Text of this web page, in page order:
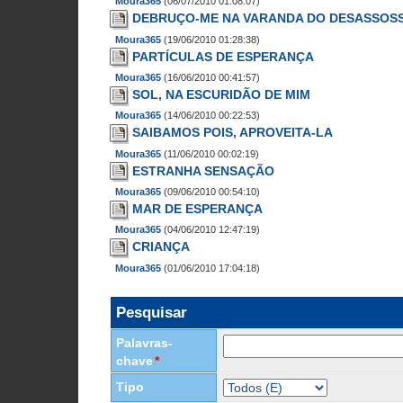
DEBRUÇO-ME NA VARANDA DO
Moura365 (19/06/2010 01:28:38)
PARTÍCULAS DE ESPERANÇA
Moura365 (16/06/2010 00:41:57)
SOL, NA ESCURIDÃO DE MIM
Moura365 (14/06/2010 00:22:53)
SAIBAMOS POIS, APROVEITA-LA
Moura365 (11/06/2010 00:02:19)
ESTRANHA SENSAÇÃO
Moura365 (09/06/2010 00:54:10)
MAR DE ESPERANÇA
Moura365 (04/06/2010 12:47:19)
CRIANÇA
Moura365 (01/06/2010 17:04:18)
Pesquisar
Palavras-
chave*
Tipo